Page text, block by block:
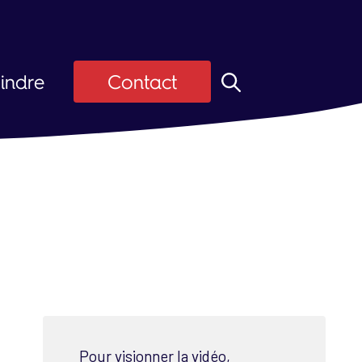
Contact
Pour visionner la vidéo,